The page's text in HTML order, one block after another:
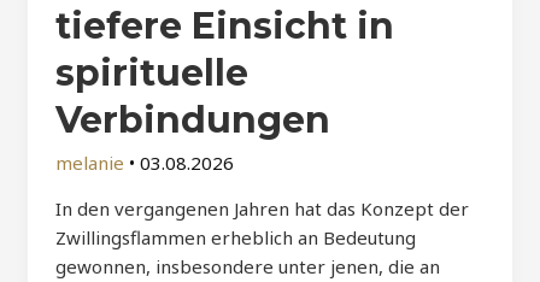
tiefere Einsicht in
spirituelle
Verbindungen
melanie • 03.08.2026
In den vergangenen Jahren hat das Konzept der
Zwillingsflammen erheblich an Bedeutung
gewonnen, insbesondere unter jenen, die an